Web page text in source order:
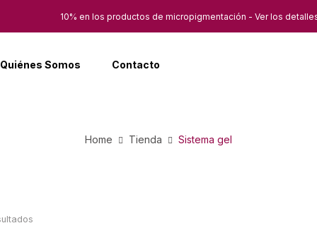
10% en los productos de micropigmentación - Ver los
Quiénes Somos Contacto
Home Tienda Sistema gel